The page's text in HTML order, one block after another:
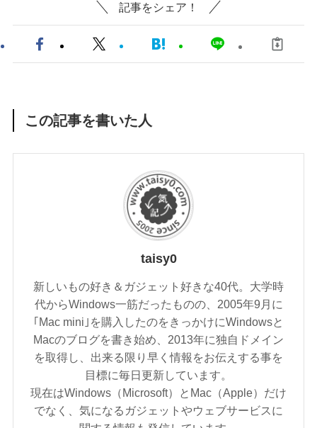
記事をシェア！
この記事を書いた人
taisy0
新しいもの好き＆ガジェット好きな40代。大学時
代からWindows一筋だったものの、2005年9月に
｢Mac mini｣を購入したのをきっかけにWindowsと
Macのブログを書き始め、2013年に独自ドメイン
を取得し、出来る限り早く情報をお伝えする事を
目標に毎日更新しています。
現在はWindows（Microsoft）とMac（Apple）だけ
でなく、気になるガジェットやウェブサービスに